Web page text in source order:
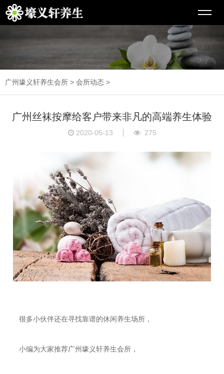
广州壕义轩养生会所 > 会所动态 >
广州丝袜按摩给客户带来非凡的高端养生体验
2020-05-13 275
很多小伙伴还在寻找靠谱的休闲养生场所，
小编为大家推荐广州壕义轩养生会所，